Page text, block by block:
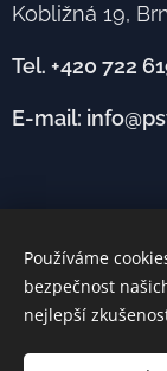
Kobližná 19,
Tel. +420 722
E-mail:
Neposkytuji
zdravotnické
pojišťovnami
Používáme
bezpečnost
nejlepší